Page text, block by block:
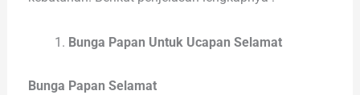
Bunga Papan Untuk Ucapan Selamat
Bunga Papan Selamat